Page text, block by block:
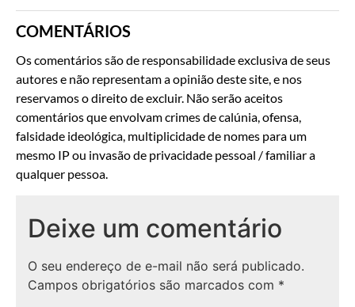
COMENTÁRIOS
Os comentários são de responsabilidade exclusiva de seus
autores e não representam a opinião deste site, e nos
reservamos o direito de excluir. Não serão aceitos
comentários que envolvam crimes de calúnia, ofensa,
falsidade ideológica, multiplicidade de nomes para um
mesmo IP ou invasão de privacidade pessoal / familiar a
qualquer pessoa.
Deixe um comentário
O seu endereço de e-mail não será publicado.
Campos obrigatórios são marcados com *